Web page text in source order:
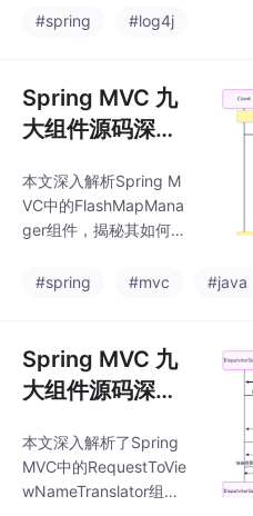
验代码，显著提升代码
#spring #log4j
Spring MVC 九
大组件源码深度
shMapManage
r - 重定向数据的
本文深入解析Spring M
VC中的FlashMapMana
ger组件，揭秘其如何优
数据传递难题。
#spring #mvc #java
Spring MVC 九
大组件源码深度
questToViewN
ameTranslator
本文深入解析了Spring
MVC中的RequestToVie
wNameTranslator组